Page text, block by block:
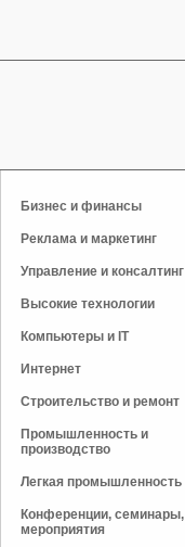
Бизнес и финансы
Реклама и маркетинг
Управление и консалтинг
Высокие технологии
Компьютеры и IT
Интернет
Строительство и ремонт
Промышленность и
производство
Легкая промышленность
Конференции, семинары,
мероприятия